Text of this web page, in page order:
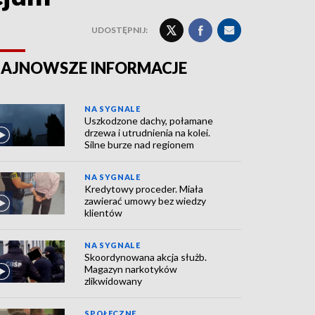
UDOSTĘPNIJ:
INFORMACJE
NA SYGNALE
Uszkodzone dachy, połamane
drzewa i utrudnienia na kolei.
Silne burze nad regionem
NA SYGNALE
Kredytowy proceder. Miała
zawierać umowy bez wiedzy
klientów
NA SYGNALE
Skoordynowana akcja służb.
Magazyn narkotyków
zlikwidowany